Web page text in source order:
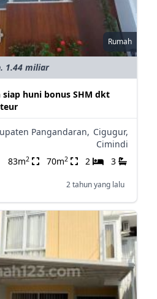
Rumah
1.44 miliar
siap huni bonus SHM dkt
Pangandaran, Cigugur,
Cimindi
83m2 70m2 2 3
2 tahun yang lalu